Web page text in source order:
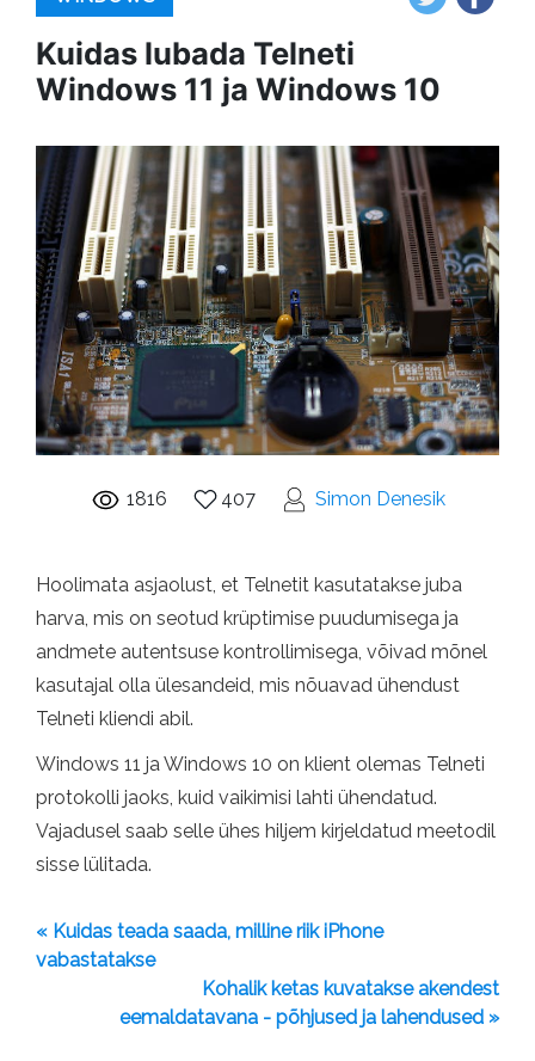
Kuidas lubada Telneti
Windows 11 ja Windows 10
1816 407 Simon Denesik
Hoolimata asjaolust, et Telnetit kasutatakse juba
harva, mis on seotud krüptimise puudumisega ja
andmete autentsuse kontrollimisega, võivad mõnel
kasutajal olla ülesandeid, mis nõuavad ühendust
Telneti kliendi abil.
Windows 11 ja Windows 10 on klient olemas Telneti
protokolli jaoks, kuid vaikimisi lahti ühendatud.
Vajadusel saab selle ühes hiljem kirjeldatud meetodil
sisse lülitada.
« Kuidas teada saada, milline riik iPhone
vabastatakse
Kohalik ketas kuvatakse akendest
eemaldatavana - põhjused ja lahendused »